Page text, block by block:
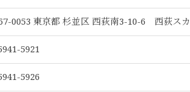
0053 東京都 杉並区 西荻南3-10-6 西荻ス
5921
5926